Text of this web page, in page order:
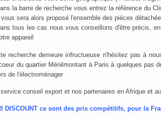
la barre de recherche vous entrez la référence du
vous sera alors proposé l'ensemble des pièces
tous les cas nous vous conseillons d'être précis,
appareil
recherche demeure infructueuse n'hésitez pas à
du quartier Ménilmontant à Paris à quelques pas
de l'électroménager
service conseil export et nos partenaires en Afrique et
DISCOUNT ce sont des prix compétitifs, pour la